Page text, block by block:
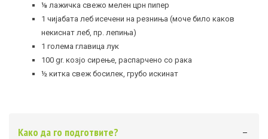
⅛ лажичка свежо мелен црн пипер
1 чијабата леб исечени на резниња (моче било каков
некиснат леб, пр. лепиња)
1 голема главица лук
100 gr. козјо сирење, распарчено со рака
½ китка свеж босилек, грубо искинат
Како да го подготвите?